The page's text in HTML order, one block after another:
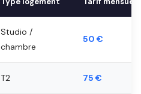
Studio /
chambre
50 €
T2 75 €